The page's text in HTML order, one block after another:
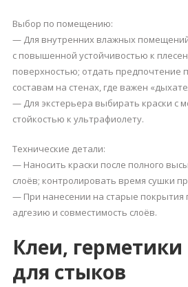
Выбор по помещению:
— Для внутренних влажных
с повышенной устойчивостью к
поверхностью; отдать предпочтение
составам на стенах, где важен
— Для экстерьера выбирать краски с
стойкостью к ультрафиолету.
Технические детали:
— Наносить краски после полного
слоёв; контролировать время сушки
— При нанесении на старые покрытия
адгезию и совместимость слоёв.
Клеи, герметики
для стыков